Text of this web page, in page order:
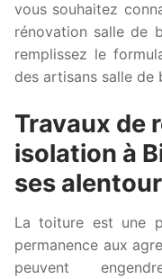
vous souhaitez
rénovation salle de
remplissez le
des artisans salle de
Travaux de
isolation à
ses
La toiture est une
permanence aux
peuvent